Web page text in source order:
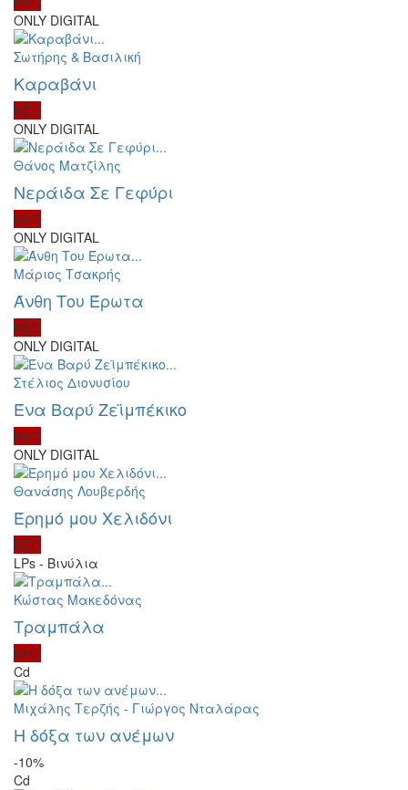
ONLY DIGITAL
Σωτήρης & Βασιλική
Καραβάνι
ΝΕΟ
ONLY DIGITAL
Θάνος Ματζίλης
Νεράιδα Σε Γεφύρι
ΝΕΟ
ONLY DIGITAL
Μάριος Τσακρής
Άνθη Του Έρωτα
ΝΕΟ
ONLY DIGITAL
Στέλιος Διονυσίου
Ένα Βαρύ Ζεϊμπέκικο
ΝΕΟ
ONLY DIGITAL
Θανάσης Λουβερδής
Έρημό μου Χελιδόνι
ΝΕΟ
LPs - Βινύλια
Κώστας Μακεδόνας
Τραμπάλα
ΝΕΟ
Cd
Μιχάλης Τερζής - Γιώργος Νταλάρας
Η δόξα των ανέμων
-10%
Cd